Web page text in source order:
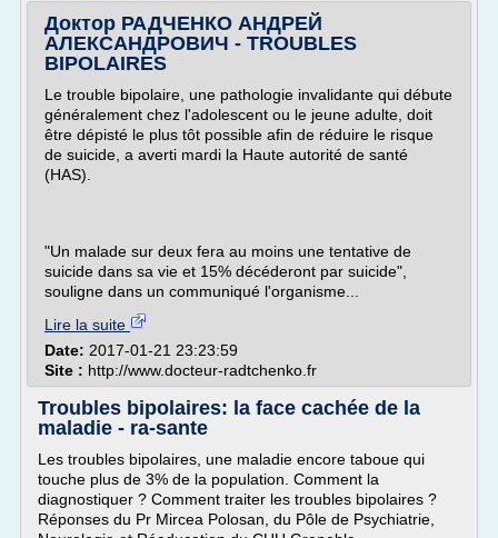
Доктор РАДЧЕНКО АНДРЕЙ
АЛЕКСАНДРОВИЧ - TROUBLES
BIPOLAIRES
Le trouble bipolaire, une pathologie invalidante qui débute
généralement chez l'adolescent ou le jeune adulte, doit
être dépisté le plus tôt possible afin de réduire le risque
de suicide, a averti mardi la Haute autorité de santé
(HAS).
"Un malade sur deux fera au moins une tentative de
suicide dans sa vie et 15% décéderont par suicide",
souligne dans un communiqué l'organisme...
Lire la suite
Date: 2017-01-21 23:23:59
Site : http://www.docteur-radtchenko.fr
Troubles bipolaires: la face cachée de la
maladie - ra-sante
Les troubles bipolaires, une maladie encore taboue qui
touche plus de 3% de la population. Comment la
diagnostiquer ? Comment traiter les troubles bipolaires ?
Réponses du Pr Mircea Polosan, du Pôle de Psychiatrie,